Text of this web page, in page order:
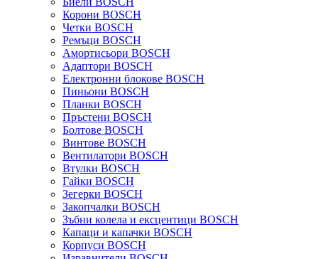
Корони BOSCH
Четки BOSCH
Ремъци BOSCH
Амортисьори BOSCH
Адаптори BOSCH
Електронни блокове BOSCH
Пиньони BOSCH
Планки BOSCH
Пръстени BOSCH
Болтове BOSCH
Винтове BOSCH
Вентилатори BOSCH
Втулки BOSCH
Гайки BOSCH
Зегерки BOSCH
Закопчалки BOSCH
Зъбни колела и ексцентици BOSCH
Капаци и капачки BOSCH
Корпуси BOSCH